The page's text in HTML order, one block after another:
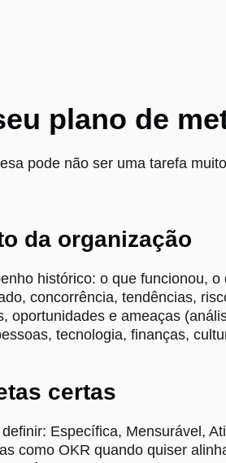
plano de
pode não ser uma tarefa
da organização
histórico: o que funcionou,
concorrência, tendências,
oportunidades e ameaças
tecnologia, finanças,
certas
Específica, Mensurável,
como OKR quando quiser